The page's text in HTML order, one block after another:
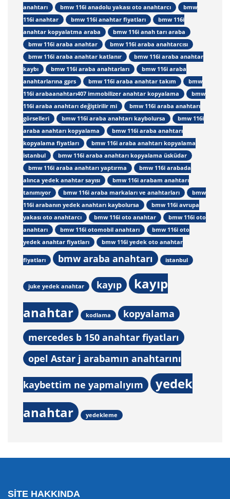
anahtarı bmw 116i anadolu yakası oto anahtarcı
bmw
116i anahtar
bmw 116i anahtar fiyatları
bmw 116i
anahtar kopyalatma araba
bmw 116i anah tarı araba
bmw 116i araba anahtar
bmw 116i araba anahtarcısı
bmw 116i araba anahtar katlanır
bmw 116i araba anahtar
kaybı
bmw 116i araba anahtarları
bmw 116i araba
anahtarlarına gprs
bmw 116i araba anahtar takım
bmw
116i arabaanahtarı407 immobilizer anahtar kopyalama
bmw
116i araba anahtarı değiştirilir mi
bmw 116i araba anahtarı
görselleri
bmw 116i araba anahtarı kaybolursa
bmw 116i
araba anahtarı kopyalama
bmw 116i araba anahtarı
kopyalama fiyatları
bmw 116i araba anahtarı kopyalama
istanbul
bmw 116i araba anahtarı kopyalama üsküdar
bmw 116i araba anahtarı yaptırma
bmw 116i arabada
alınca yedek anahtar sayısı
bmw 116i arabam anahtarı
tanımıyor
bmw 116i araba markaları ve anahtarları
bmw
116i arabanın yedek anahtarı kaybolursa
bmw 116i avrupa
yakası oto anahtarcı
bmw 116i oto anahtar
bmw 116i oto
anahtarı
bmw 116i otomobil anahtarı
bmw 116i oto
yedek anahtar fiyatları
bmw 116i yedek oto anahtar
fiyatları bmw araba anahtarı istanbul
juke yedek anahtar kayıp
kayıp
anahtar
kodlama
kopyalama
mercedes b 150 anahtar fiyatları
opel Astar j arabamın anahtarını
kaybettim ne yapmalıyım
yedek
anahtar
yedekleme
SITE HAKKINDA